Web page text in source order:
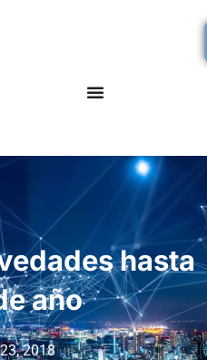
hasta
año
2018